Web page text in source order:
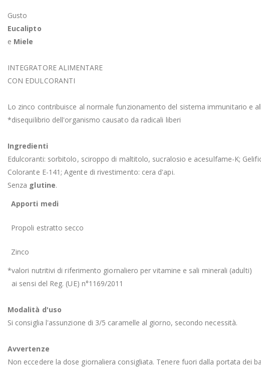
Gusto
Eucalipto
e Miele
INTEGRATORE ALIMENTARE
CON EDULCORANTI
Lo zinco contribuisce al normale funzionamento del sistema immunitario e
*disequilibrio dell'organismo causato da radicali liberi
Ingredienti
Edulcoranti: sorbitolo, sciroppo di maltitolo, sucralosio e acesulfame-K;
Colorante E-141; Agente di rivestimento: cera d'api.
Senza glutine.
Apporti medi
Propoli estratto secco
Zinco
*valori nutritivi di riferimento giornaliero per vitamine e sali minerali (adulti)
ai sensi del Reg. (UE) n°1169/2011
Modalità d'uso
Si consiglia l'assunzione di 3/5 caramelle al giorno, secondo necessità.
Avvertenze
Non eccedere la dose giornaliera consigliata. Tenere fuori dalla portata dei